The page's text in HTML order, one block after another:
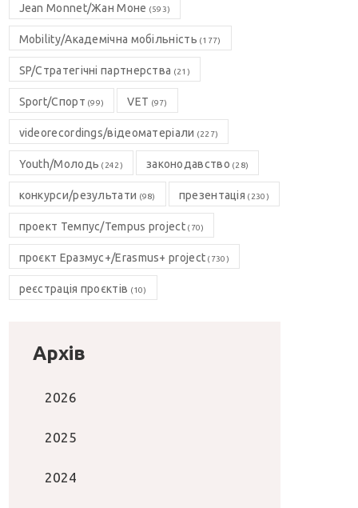
Jean Monnet/Жан Моне (593)
Mobility/Академічна мобільність (177)
SP/Стратегічні партнерства (21)
Sport/Спорт (99) VET (97)
videorecordings/відеоматеріали (227)
Youth/Молодь (242) законодавство (28)
конкурси/результати (98) презентація (230)
проект Темпус/Tempus project(70)
проєкт Еразмус+/Erasmus+ project (730)
реєстрація проєктів (10)
Архів
2026
2025
2024